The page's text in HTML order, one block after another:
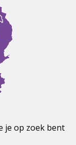
je op zoek bent